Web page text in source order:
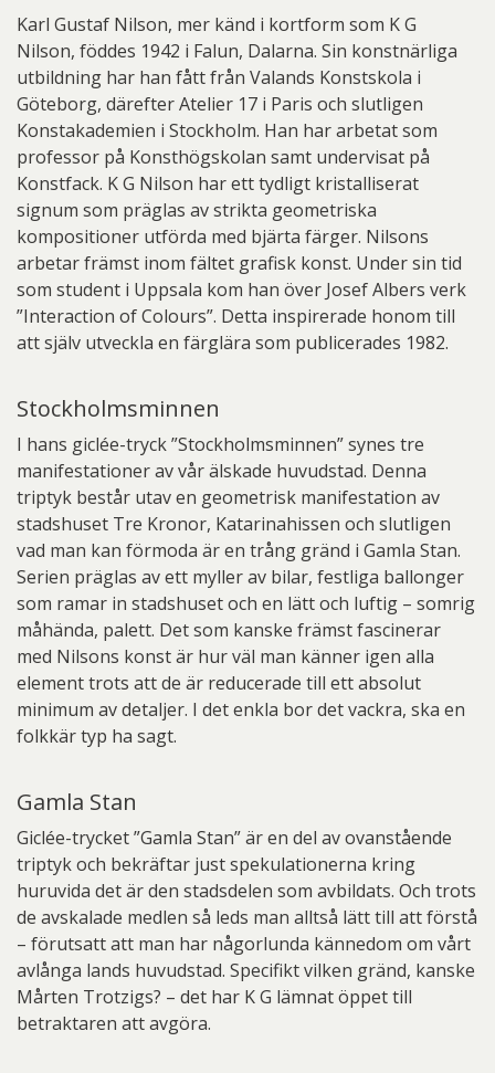
Karl Gustaf Nilson, mer känd i kortform som K G
Nilson, föddes 1942 i Falun, Dalarna. Sin konstnärliga
utbildning har han fått från Valands Konstskola i
Göteborg, därefter Atelier 17 i Paris och slutligen
Konstakademien i Stockholm. Han har arbetat som
professor på Konsthögskolan samt undervisat på
Konstfack. K G Nilson har ett tydligt kristalliserat
signum som präglas av strikta geometriska
kompositioner utförda med bjärta färger. Nilsons
arbetar främst inom fältet grafisk konst. Under sin tid
som student i Uppsala kom han över Josef Albers verk
”Interaction of Colours”. Detta inspirerade honom till
att själv utveckla en färglära som publicerades 1982.
Stockholmsminnen
I hans giclée-tryck ”Stockholmsminnen” synes tre
manifestationer av vår älskade huvudstad. Denna
triptyk består utav en geometrisk manifestation av
stadshuset Tre Kronor, Katarinahissen och slutligen
vad man kan förmoda är en trång gränd i Gamla Stan.
Serien präglas av ett myller av bilar, festliga ballonger
som ramar in stadshuset och en lätt och luftig – somrig
måhända, palett. Det som kanske främst fascinerar
med Nilsons konst är hur väl man känner igen alla
element trots att de är reducerade till ett absolut
minimum av detaljer. I det enkla bor det vackra, ska en
folkkär typ ha sagt.
Gamla Stan
Giclée-trycket ”Gamla Stan” är en del av ovanstående
triptyk och bekräftar just spekulationerna kring
huruvida det är den stadsdelen som avbildats. Och trots
de avskalade medlen så leds man alltså lätt till att förstå
– förutsatt att man har någorlunda kännedom om vårt
avlånga lands huvudstad. Specifikt vilken gränd, kanske
Mårten Trotzigs? – det har K G lämnat öppet till
betraktaren att avgöra.